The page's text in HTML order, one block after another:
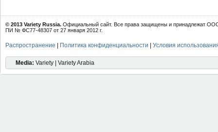
© 2013 Variety Russia. Официальный сайт. Все права защищены и принадлежат
ПИ № ФС77-48307 от 27 января 2012 г.
Распространение Политика конфиденциальности Условия
Media: Variety | Variety Arabia